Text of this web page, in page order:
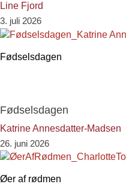
Line Fjord
3. juli 2026
Fødselsdagen
Fødselsdagen
Katrine Annesdatter-Madsen
26. juni 2026
Øer af rødmen